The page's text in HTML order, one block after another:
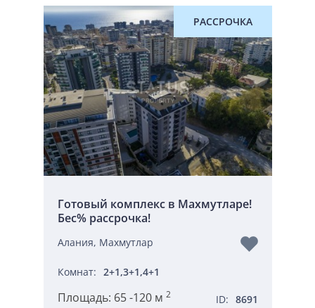
РАССРОЧКА
Готовый комплекс в Махмутларе!
Бес% рассрочка!
Алания, Махмутлар
Комнат: 2+1,3+1,4+1
Площадь: 65 -120 м 2 ID: 8691